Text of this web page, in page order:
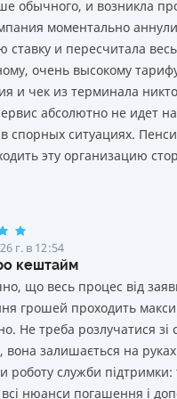
терминалах отделений
расчетный счёт
сайт или интернет-
самообслуживания
№10
о кредите
ПОЛУЧИТЬ ЗАЙМ
процентная ставка 0,01%
на период от 3 до 30
ставка 1%)
только данные
карты и телефона
кредитной историей.
деньги на банковскую
электронного договора о
до -99% постоянным
согласно
лояльности для
поддержка в Viber,
обычного, и возникла
моментально
ставку и пересчитала
очень высокому
и чек из терминала
абсолютно не идет
спорных ситуациях.
эту организацию
г. в 12:54
кештайм
що весь процес від
грошей проходить
Не треба розлучатися зі
залишається на
роботу служби
нюанси погашення і